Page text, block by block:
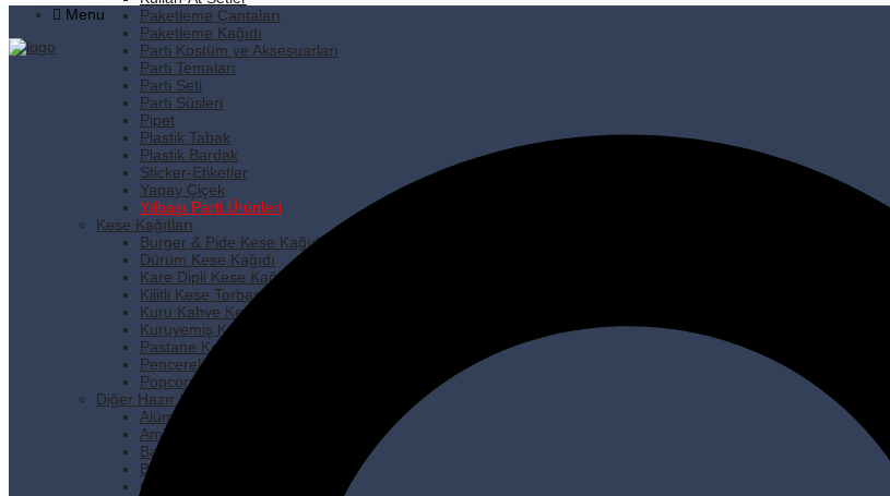
Paketleme Çantaları
Paketleme Kağıdı
Parti Kostüm ve Aksesuarları
Parti Temaları
Parti Seti
Parti Süsleri
Pipet
Plastik Tabak
Plastik Bardak
Sticker-Etiketler
Yapay Çiçek
Yılbaşı Parti Ürünleri
Kese Kağıtları
Burger & Pide Kese Kağıdı
Dürüm Kese Kağıdı
Kare Dipli Kese Kağıdı
Kilitli Kese Torbası
Kuru Kahve Kese Kağıdı
Kuruyemiş Kese Kağıdı
Pastane Kese Kağıdı
Pencereli Kese Kağıdı
Popcorn Kese Kağıdı
Diğer Hazır Ürünler
Alüminyum Folyo
Ambalaj Lastiği
Bakkaliye Torbası
Buzdolabı Poşeti
Çöp Poşetleri
Menu